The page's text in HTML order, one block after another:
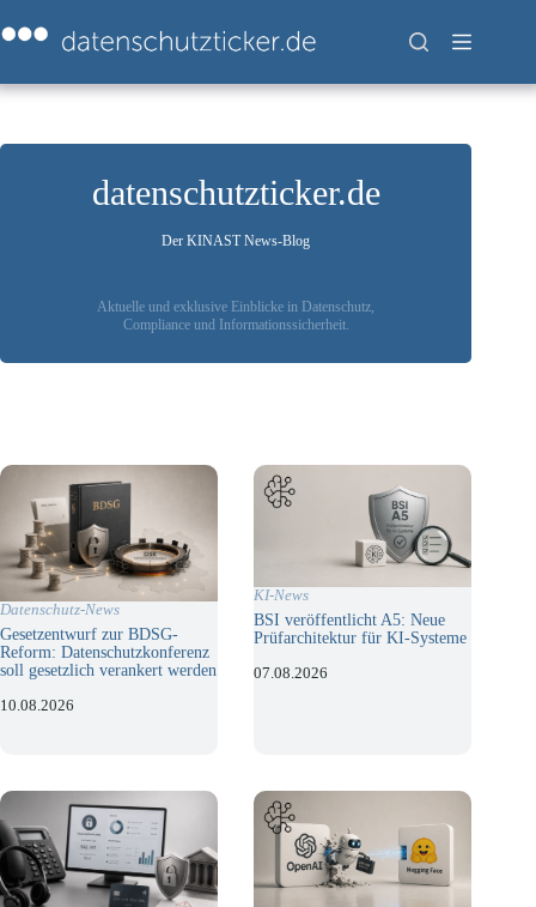
Inhalt
springen
datenschutzticker.de
Der KINAST News-Blog
Aktuelle und exklusive Einblicke in Datenschutz,
Compliance und Informationssicherheit.
Datenschutz-News
Gesetzentwurf zur BDSG-
Reform: Datenschutzkonferenz
soll gesetzlich verankert werden
10.08.2026
KI-News
BSI veröffentlicht A5: Neue
Prüfarchitektur für KI-Systeme
07.08.2026